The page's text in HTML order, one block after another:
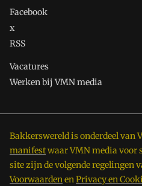
Facebook
x
RSS
Vacatures
Werken bij VMN media
Bakkerswereld is onderdeel van
manifestwaar VMN media voor
site zijn de volgende regelingen
VoorwaardenenPrivacy en